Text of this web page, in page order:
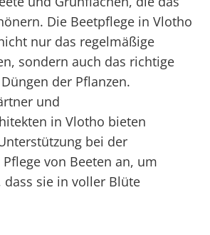
Die Beetpflege in Vlotho
nur das regelmäßige
sondern auch das richtige
der Pflanzen.
und
in Vlotho bieten
bei der
von Beeten an, um
dass sie in voller Blüte